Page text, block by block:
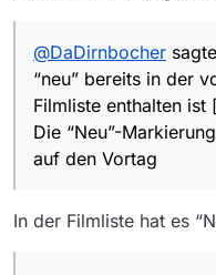
@DaDirnbocher
“neu” bereits in der
Filmliste enthalten ist
Die “Neu”-
auf den Vortag
In der Filmliste hat es